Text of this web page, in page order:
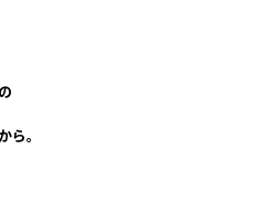
ら。